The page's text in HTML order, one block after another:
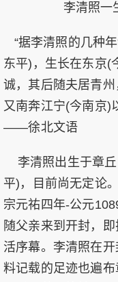
李清照
“据李清照的几种
东平)，生长在东京(
诚，其后随夫居青州
又南奔江宁(今南京)
——徐北文语
李清照出生于章丘
平)，目前尚无定论
宗元祐四年-公元
随父亲来到开封，
活序幕。李清照在
料记载的足迹也遍布